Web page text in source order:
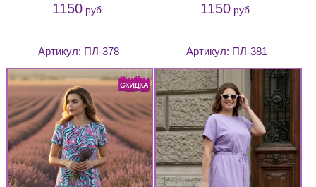
1150 руб. 1150 руб.
Артикул: ПЛ-378 Артикул: ПЛ-381